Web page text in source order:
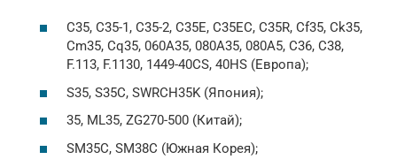
C35, C35-1, C35-2, C35E, C35EC, C35R, Cf35, Ck35,
Cm35, Cq35, 060A35, 080A35, 080A5, C36, C38,
F.113, F.1130, 1449-40CS, 40HS (Европа);
S35, S35C, SWRCH35K (Япония);
35, ML35, ZG270-500 (Китай);
SM35C, SM38C (Южная Корея);